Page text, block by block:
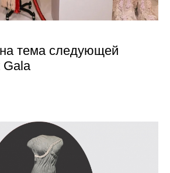
тема следующей
Gala